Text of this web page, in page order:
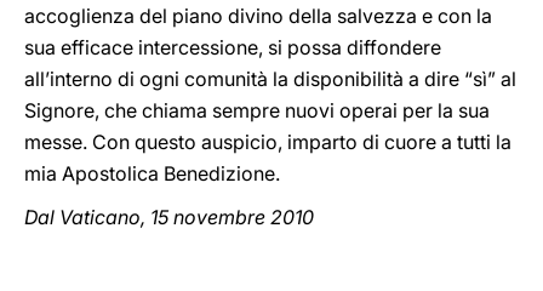
accoglienza del piano divino della salvezza e con la
sua efficace intercessione, si possa diffondere
all’interno di ogni comunità la disponibilità a dire “sì” al
Signore, che chiama sempre nuovi operai per la sua
messe. Con questo auspicio, imparto di cuore a tutti la
mia Apostolica Benedizione.
Dal Vaticano, 15 novembre 2010